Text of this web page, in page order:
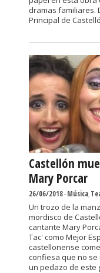
dramas familiares.
Principal de
Castellón
Mary Porcar
26/06/2018-Música,
Un trozo de la
mordisco de
cantante Mary
Tac' como Mejor
castellonense
confiesa que no
un pedazo de este